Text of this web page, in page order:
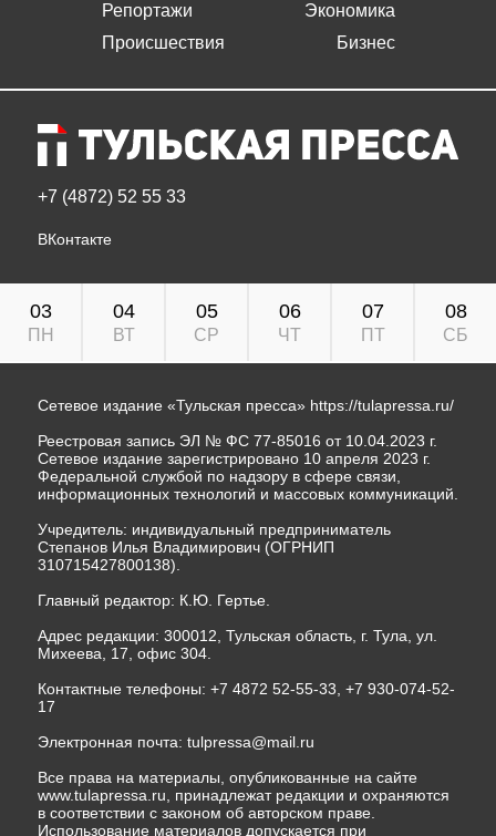
Репортажи
Происшествия
Экономика
Бизнес
+7 (4872) 52 55 33
ВКонтакте
03
ПН
04
ВТ
05
СР
06
ЧТ
07
ПТ
08
СБ
Сетевое издание «Тульская пресса» https://tulapressa.ru/
Реестровая запись ЭЛ № ФС 77-85016 от 10.04.2023 г.
Сетевое издание зарегистрировано 10 апреля 2023 г.
Федеральной службой по надзору в сфере связи,
информационных технологий и массовых коммуникаций.
Учредитель: индивидуальный предприниматель
Степанов Илья Владимирович (ОГРНИП
310715427800138).
Главный редактор: К.Ю. Гертье.
Адрес редакции: 300012, Тульская область, г. Тула, ул.
Михеева, 17, офис 304.
Контактные телефоны: +7 4872 52-55-33, +7 930-074-52-
17
Электронная почта: tulpressa@mail.ru
Все права на материалы, опубликованные на сайте
www.tulapressa.ru, принадлежат редакции и охраняются
в соответствии с законом об авторском праве.
Использование материалов допускается при